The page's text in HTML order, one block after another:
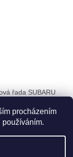
procházením
používáním.
řada SUBARU